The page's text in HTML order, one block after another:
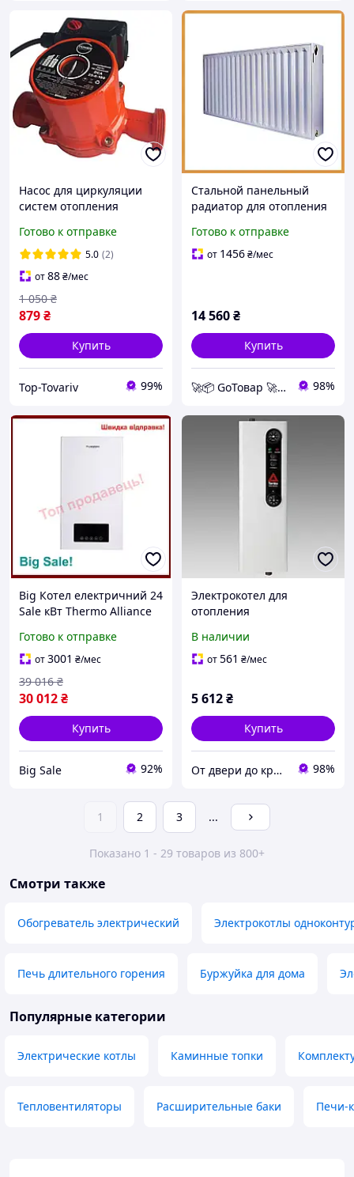
Насос для циркуляции
систем отопления
DCA 25-6-180
Готово к отправке
5.0 (2)
от88₴/мес
879₴
1 050 ₴
Купить
Top-Tovariv 99%
Стальной панельный
радиатор для отопления
500х800 мм, боковой вход,
мощность 2206 Вт
Готово к отправке
от 1456₴/мес
14 560₴
Купить
🚀📦 GoТовар 🚀📦 сеть интернет магазинов 98%
Big Котел електричний 24
Sale кВт Thermo Alliance
для отопления частного
дома и
Готово к отправке
от3001 ₴/мес
30 012₴
39 016 ₴
Купить
Big Sale 92%
Электрокотел для
отопления
промышленный, TENKO
Економ 7.5 кВт 220 В. На
В наличии
от561 ₴/мес
5 612₴
Купить
От двери до кровли 98%
1 2 3 ...
Показано 1 - 29 товаров из 800+
Смотри также
Обогреватель электрический Электрокотлы
Печь длительного горения Буржуйка для дома
Популярные категории
Электрические котлы Каминные топки
Тепловентиляторы Расширительные баки Печи-